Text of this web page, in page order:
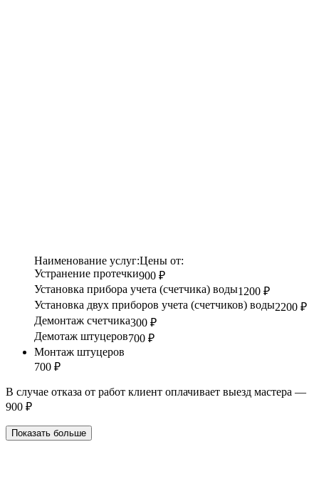
Наименование услуг:Цены от:
Устранение протечки900 ₽
Установка прибора учета (счетчика) воды1200 ₽
Установка двух приборов учета (счетчиков) воды2200 ₽
Демонтаж счетчика300 ₽
Демотаж штуцеров700 ₽
Монтаж штуцеров
700 ₽
В случае отказа от работ клиент оплачивает выезд мастера —
900 ₽
Показать больше